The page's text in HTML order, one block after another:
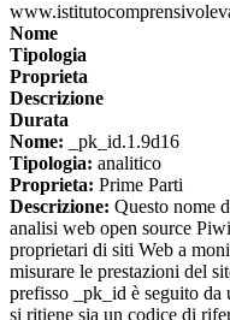
Nome
Tipologia
Proprieta
Descrizione
Durata
Nome: _pk_id.1.9d16
Tipologia: analitico
Proprieta: Prime Parti
Descrizione: Questo nome
analisi web open source
proprietari di siti Web a
misurare le prestazioni del
prefisso _pk_id è seguito da
si ritiene sia un codice di